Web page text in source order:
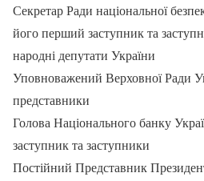
Секретар Ради національної
його перший заступник та
народні депутати України
Уповноважений Верховної Ради
представники
Голова Національного банку
заступник та заступники
Постійний Представник